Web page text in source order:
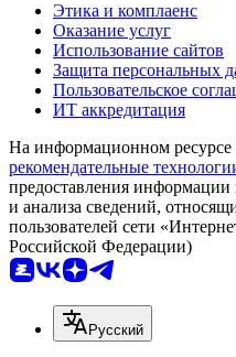
Этика и комплаенс
Оказание услуг
Использование сайтов
Защита персональных
Пользовательское
ИТ аккредитация
На информационном ресурсе
рекомендательные
предоставления информации
и анализа сведений,
пользователей сети
Российской Федерации)
Русский